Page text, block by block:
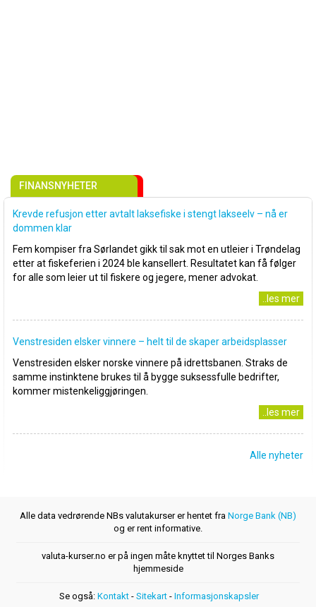
FINANSNYHETER
Krevde refusjon etter avtalt laksefiske i stengt lakseelv – nå er
dommen klar
Fem kompiser fra Sørlandet gikk til sak mot en utleier i Trøndelag
etter at fiskeferien i 2024 ble kansellert. Resultatet kan få følger
for alle som leier ut til fiskere og jegere, mener advokat.
..les mer
Venstresiden elsker vinnere – helt til de skaper arbeidsplasser
Venstresiden elsker norske vinnere på idrettsbanen. Straks de
samme instinktene brukes til å bygge suksessfulle bedrifter,
kommer mistenkeliggjøringen.
..les mer
Alle nyheter
Alle data vedrørende NBs valutakurser er hentet fra Norge Bank (NB)
og er rent informative.
valuta-kurser.no er på ingen måte knyttet til Norges Banks
hjemmeside
Se også: Kontakt - Sitekart - Informasjonskapsler